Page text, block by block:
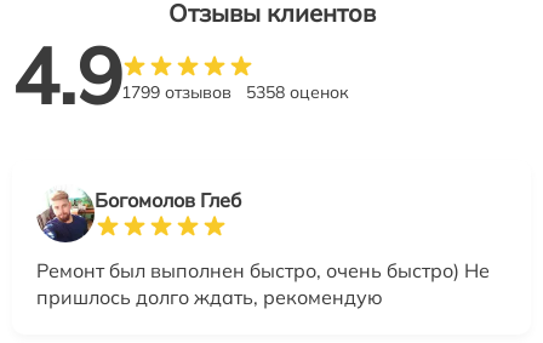
Отзывы клиентов
4.91799 отзывов 5358 оценок
Богомолов Глеб
Ремонт был выполнен быстро, очень быстро) Не
пришлось долго ждать, рекомендую